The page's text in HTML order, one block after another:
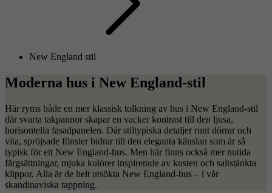
New England stil
Moderna hus i New England-stil
Här ryms både en mer klassisk tolkning av hus i New England-stil
där svarta takpannor skapar en vacker kontrast till den ljusa,
horisontella fasadpanelen. Där stiltypiska detaljer runt dörrar och
vita, spröjsade fönster bidrar till den eleganta känslan som är så
typisk för ett New England-hus. Men här finns också mer nutida
färgsättningar, mjuka kulörer inspirerade av kusten och saltstänkta
klippor. Alla är de helt utsökta New England-hus – i vår
skandinaviska tappning.